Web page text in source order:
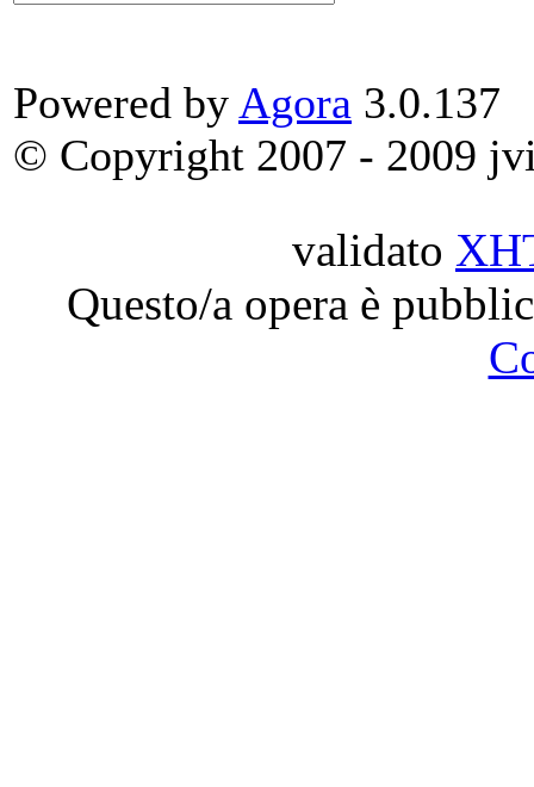
Powered by Agora 3.0.137
© Copyright 2007 - 2009
validato
Questo/a opera è